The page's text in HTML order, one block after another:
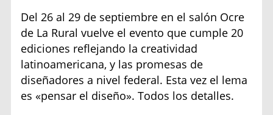
Del 26 al 29 de septiembre en el salón Ocre
de La Rural vuelve el evento que cumple 20
ediciones reflejando la creatividad
latinoamericana, y las promesas de
diseñadores a nivel federal. Esta vez el lema
es «pensar el diseño». Todos los detalles.